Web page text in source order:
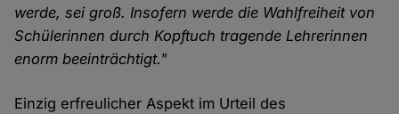
werde, sei groß. Insofern werde die Wahlfreiheit von
Schülerinnen durch Kopftuch tragende Lehrerinnen
enorm beeinträchtigt."
Einzig erfreulicher Aspekt im Urteil des